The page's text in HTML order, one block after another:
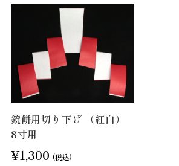
鏡餅用切り下げ （紅白）
8寸用
¥1,300 (税込)